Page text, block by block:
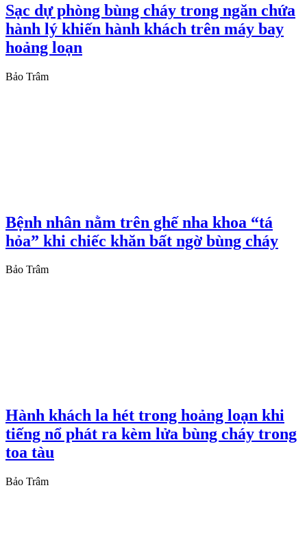
Sạc dự phòng bùng cháy trong ngăn chứa
hành lý khiến hành khách trên máy bay
hoảng loạn
Bảo Trâm
Bệnh nhân nằm trên ghế nha khoa “tá
hỏa” khi chiếc khăn bất ngờ bùng cháy
Bảo Trâm
Hành khách la hét trong hoảng loạn khi
tiếng nổ phát ra kèm lửa bùng cháy trong
toa tàu
Bảo Trâm